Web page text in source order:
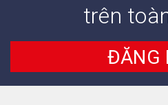
trên
ĐĂNG